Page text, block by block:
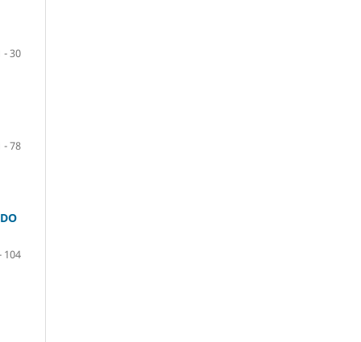
- 30
- 78
104